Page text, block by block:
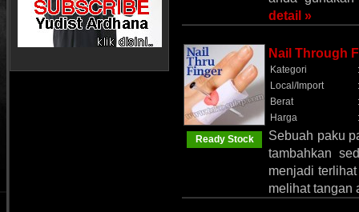
detail »
Ready Stock
Nail Through
Kategori
:
Local/Import
:
Berat
:
Harga
:
Sebuah paku
tambahkan
menjadi
melihat tangan